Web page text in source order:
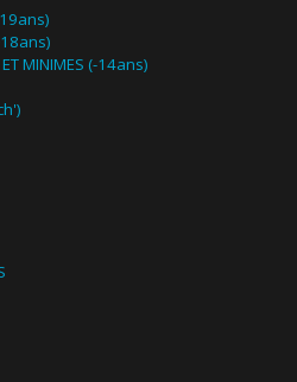
19ans)
MINIMES (-14ans)